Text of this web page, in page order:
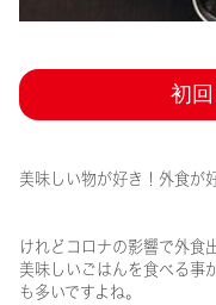
初
美味しい物が好き！外食が
けれどコロナの影響で外食
美味しいごはんを食べる事
も多いですよね。